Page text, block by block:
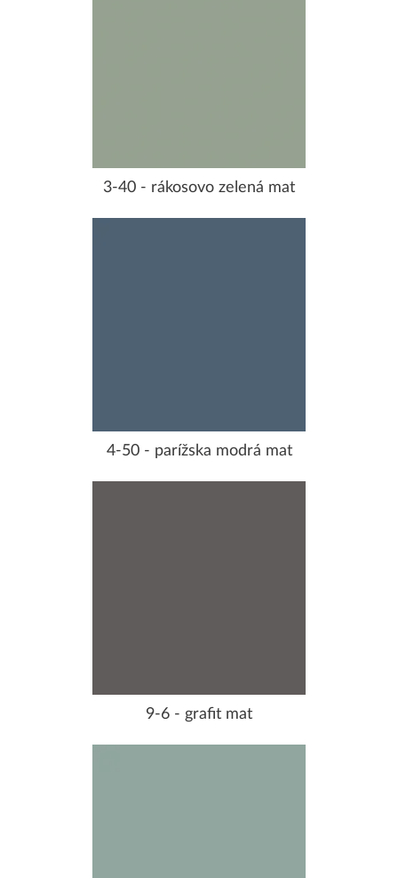
3-40 - rákosovo zelená mat
4-50 - parížska modrá mat
9-6 - grafit mat